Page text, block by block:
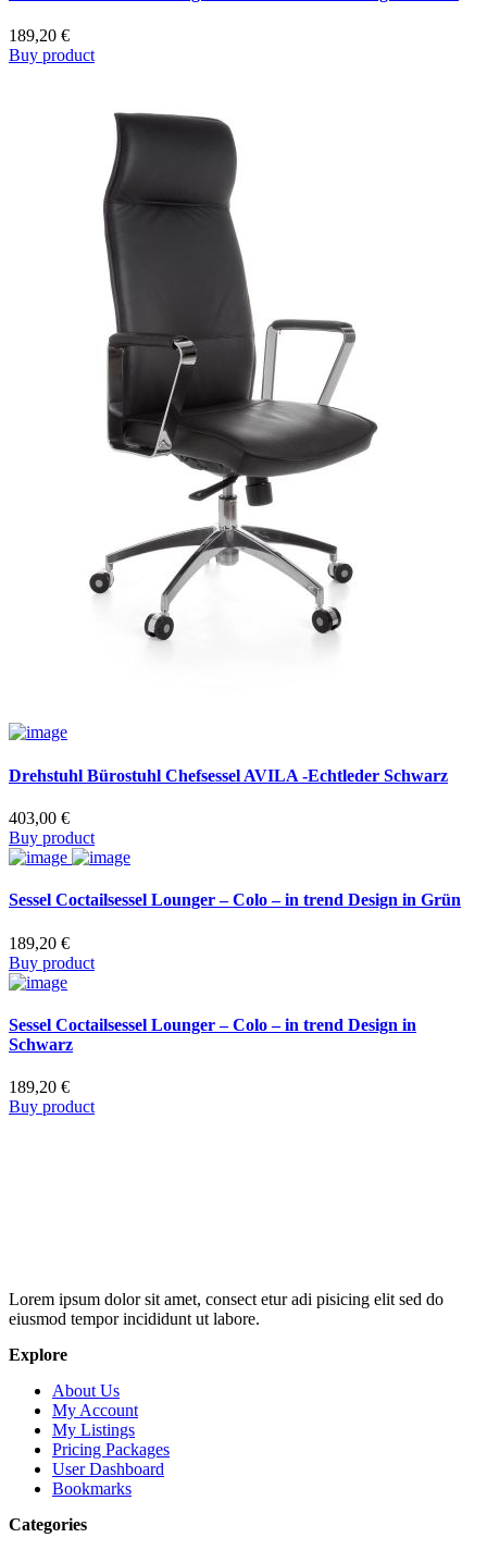
189,20 €
Buy product
Drehstuhl Bürostuhl Chefsessel AVILA -Echtleder Schwarz
403,00 €
Buy product
Sessel Coctailsessel Lounger – Colo – in trend Design in Grün
189,20 €
Buy product
Sessel Coctailsessel Lounger – Colo – in trend Design in
Schwarz
189,20 €
Buy product
Lorem ipsum dolor sit amet, consect etur adi pisicing elit sed do
eiusmod tempor incididunt ut labore.
Explore
About Us
My Account
My Listings
Pricing Packages
User Dashboard
Bookmarks
Categories